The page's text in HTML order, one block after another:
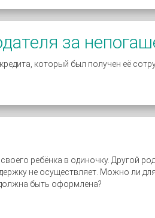
за
который был получен её
ребёнка в одиночку. Другой
не осуществляет. Можно ли
быть оформлена?